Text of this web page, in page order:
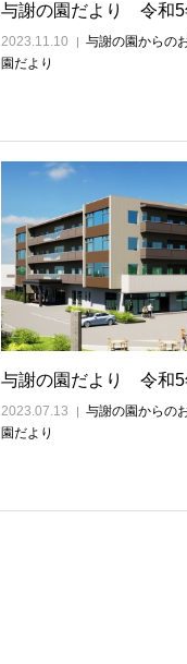
与謝の園だより 令和5
2023.11.10 与謝の園からの
園だより
与謝の園だより 令和5
2023.07.13 与謝の園からの
園だより